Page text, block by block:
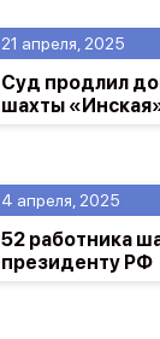
4 апреля, 2025
52 работника
президенту РФ
21 апреля, 2025
Суд продлил
шахты